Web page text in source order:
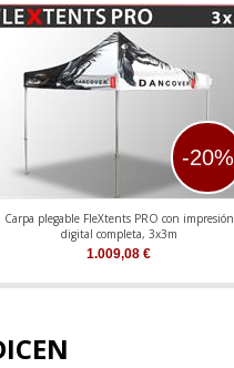
-20%
Carpa plegable FleXtents PRO con impresión
digital completa, 3x3m
1.009,08 €